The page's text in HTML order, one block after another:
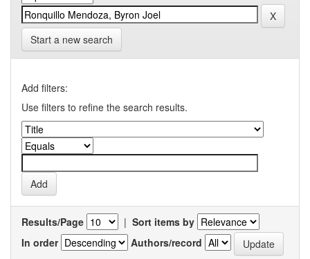
Start a new search
Add filters:
Use filters to refine the search results.
Results/Page | Sort items by
In order
Authors/record